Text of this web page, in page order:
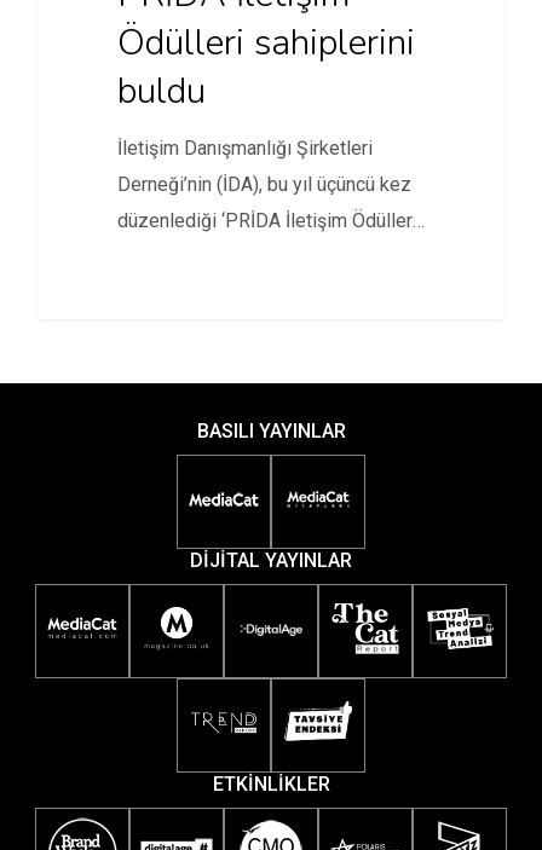
Ödülleri sahiplerini
buldu
İletişim Danışmanlığı Şirketleri
Derneği’nin (İDA), bu yıl üçüncü kez
düzenlediği ‘PRİDA İletişim Ödülleri’
BASILI YAYINLAR
DİJİTAL YAYINLAR
ETKİNLİKLER